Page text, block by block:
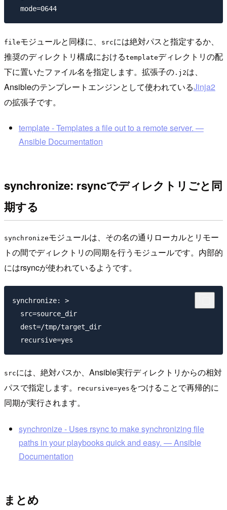
fileモジュールと同様に、 srcには絶対パスと指定するか、
推奨のディレクトリ構成におけるtemplateディレクトリの配
下に置いたファイル名を指定します。拡張子の .j2は、
Ansibleのテンプレートエンジンとして使われているJinja2
の拡張子です。
template - Templates a file out to a remote server. —
Ansible Documentation
synchronize: rsyncでディレクトリごと同
期する
synchronizeモジュールは、その名の通りローカルとリモー
トの間でディレクトリの同期を行うモジュールです。内部的
にはrsyncが使われているようです。
synchronize: >
  src=source_dir
  dest=/tmp/target_dir
srcには、絶対パスか、Ansible実行ディレクトリからの相対
パスで指定します。
recursive=yes をつけることで再帰的に
同期が実行されます。
synchronize - Uses rsync to make synchronizing file
paths in your playbooks quick and easy. — Ansible
Documentation
まとめ